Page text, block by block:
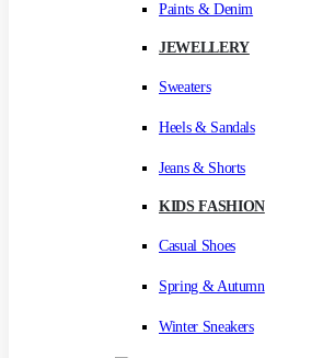
Paints & Denim
JEWELLERY
Sweaters
Heels & Sandals
Jeans & Shorts
KIDS FASHION
Casual Shoes
Spring & Autumn
Winter Sneakers